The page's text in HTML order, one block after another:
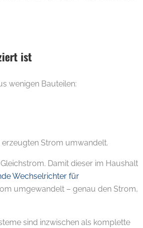
ist
wenigen Bauteilen:
Strom umwandelt.
Damit dieser im Haushalt
Wechselrichter für
umgewandelt – genau den Strom,
sind inzwischen als komplette